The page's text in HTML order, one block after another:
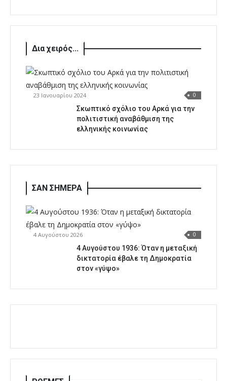
Δια χειρός...
23 Ιανουαρίου 2024 0
Σκωπτικό σχόλιο του Αρκά για την
πολιτιστική αναβάθμιση της
ελληνικής κοινωνίας
ΣΑΝ ΣΗΜΕΡΑ
4 Αυγούστου 2026 0
4 Αυγούστου 1936: Όταν η μεταξική
δικτατορία έβαλε τη Δημοκρατία
στον «γύψο»